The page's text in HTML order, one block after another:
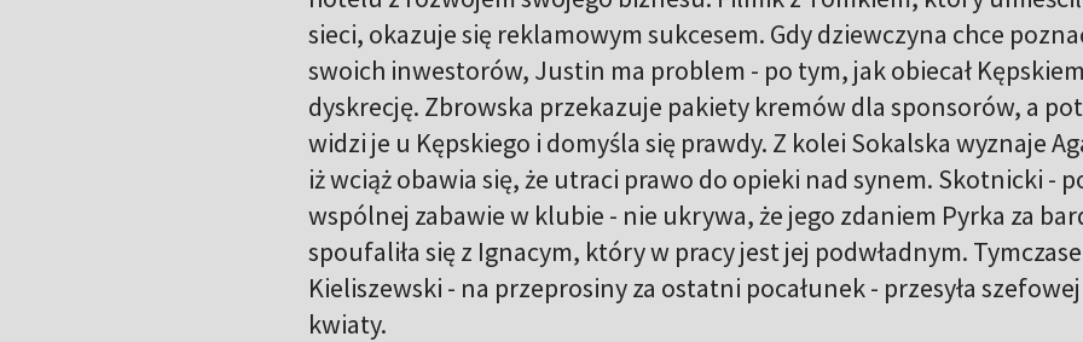
sieci, okazuje się reklamowym sukcesem. Gdy dziewczyna chce
swoich inwestorów, Justin ma problem - po tym, jak obiecał
dyskrecję. Zbrowska przekazuje pakiety kremów dla sponsorów, a
widzi je u Kępskiego i domyśla się prawdy. Z kolei Sokalska wyznaje
iż wciąż obawia się, że utraci prawo do opieki nad synem. Skotnicki -
wspólnej zabawie w klubie - nie ukrywa, że jego zdaniem Pyrka za
spoufaliła się z Ignacym, który w pracy jest jej podwładnym.
Kieliszewski - na przeprosiny za ostatni pocałunek - przesyła szefowej
kwiaty.